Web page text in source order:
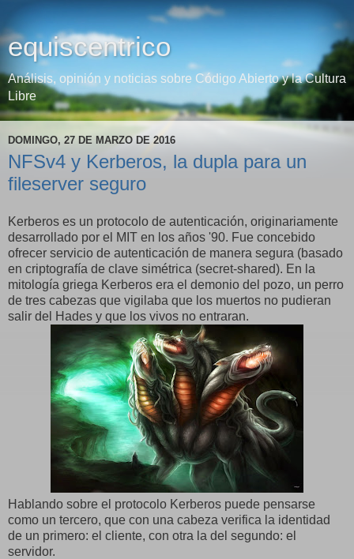
equiscentrico
Análisis, opinión y noticias sobre Código Abierto y la Cultura
Libre
DOMINGO, 27 DE MARZO DE 2016
NFSv4 y Kerberos, la dupla para un
fileserver seguro
Kerberos es un protocolo de autenticación, originariamente
desarrollado por el MIT en los años '90. Fue concebido
ofrecer servicio de autenticación de manera segura (basado
en criptografía de clave simétrica (secret-shared). En la
mitología griega Kerberos era el demonio del pozo, un perro
de tres cabezas que vigilaba que los muertos no pudieran
salir del Hades y que los vivos no entraran.
Hablando sobre el protocolo Kerberos puede pensarse
como un tercero, que con una cabeza verifica la identidad
de un primero: el cliente, con otra la del segundo: el
servidor.